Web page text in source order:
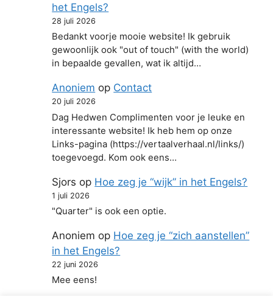
het Engels?
28 juli 2026
Bedankt voorje mooie website! Ik gebruik
gewoonlijk ook "out of touch" (with the world)
in bepaalde gevallen, wat ik altijd…
Anoniem op Contact
20 juli 2026
Dag Hedwen Complimenten voor je leuke en
interessante website! Ik heb hem op onze
Links-pagina (https://vertaalverhaal.nl/links/)
toegevoegd. Kom ook eens…
Sjors op Hoe zeg je “wijk” in het Engels?
1 juli 2026
"Quarter" is ook een optie.
Anoniem op Hoe zeg je “zich aanstellen”
in het Engels?
22 juni 2026
Mee eens!